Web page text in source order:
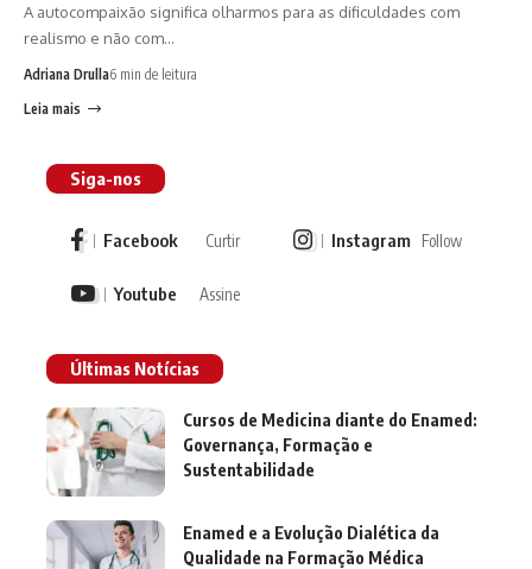
A autocompaixão significa olharmos para as dificuldades com
realismo e não com…
Adriana Drulla6 min de leitura
Leia mais
Siga-nos
Facebook Curtir Instagram Follow
Youtube Assine
Últimas Notícias
Cursos de Medicina diante do Enamed:
Governança, Formação e
Sustentabilidade
Enamed e a Evolução Dialética da
Qualidade na Formação Médica